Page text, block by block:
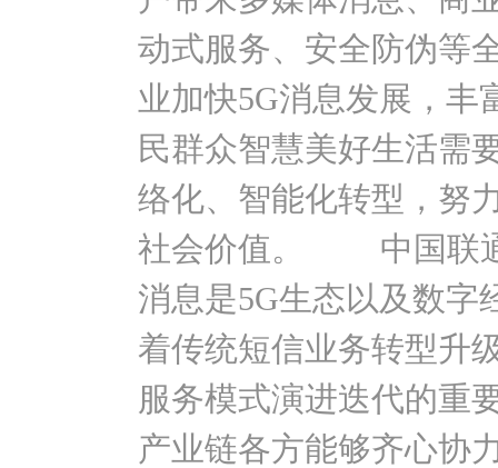
动式服务、安全防伪等
业加快5G消息发展，丰
民群众智慧美好生活需
络化、智能化转型，努
社会价值。 中国联通
消息是5G生态以及数字
着传统短信业务转型升
服务模式演进迭代的重
产业链各方能够齐心协